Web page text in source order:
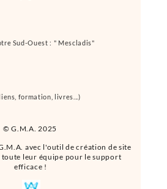
© G.M.A. 2025
avec l'outil de création de site
leur équipe pour le support
efficace !
Sud-Ouest : " Mescladis"
formation, livres...)